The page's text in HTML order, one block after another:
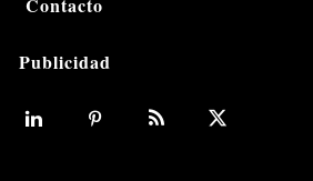
Contacto
Publicidad